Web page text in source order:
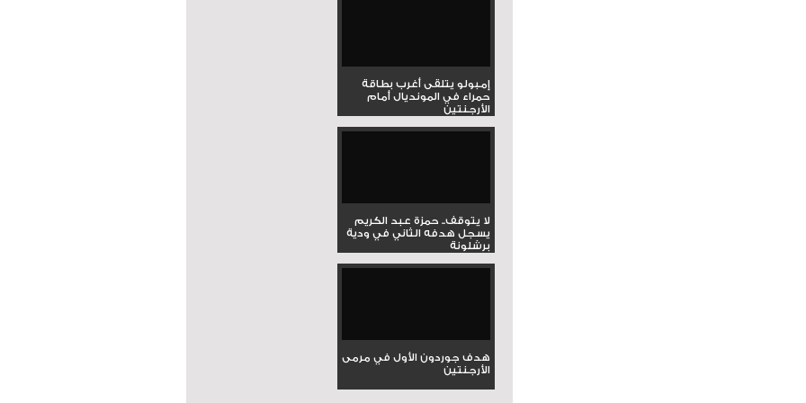
إمبولو يتلقى أغرب بطاقة
حمراء في المونديال أمام
الأرجنتين
لا يتوقف.. حمزة عبد الكريم
يسجل هدفه الثاني في ودية
برشلونة
هدف جوردون الأول في مرمى
الأرجنتين